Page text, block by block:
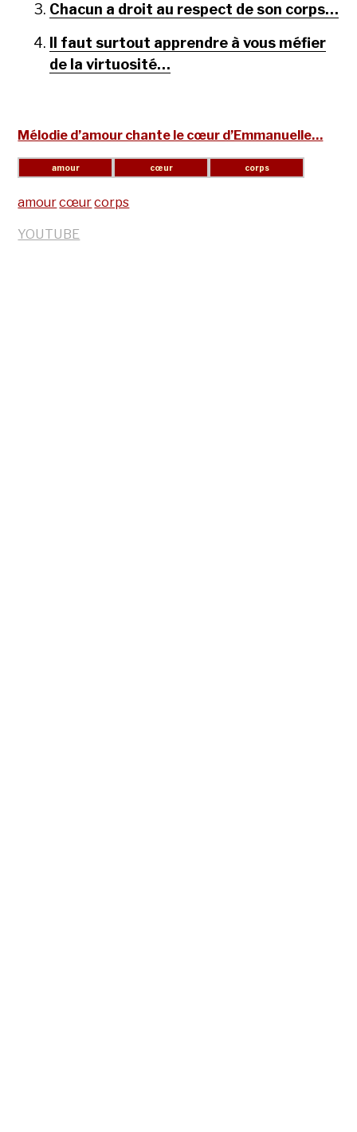
Chacun a droit au respect de son corps…
Il faut surtout apprendre à vous méfier
de la virtuosité…
Mélodie d’amour chante le cœur d’Emmanuelle…
amourcœurcorps
YOUTUBE